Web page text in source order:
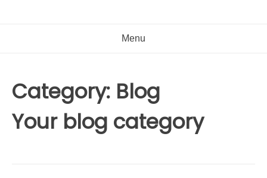
Menu
Category: Blog
Your blog category